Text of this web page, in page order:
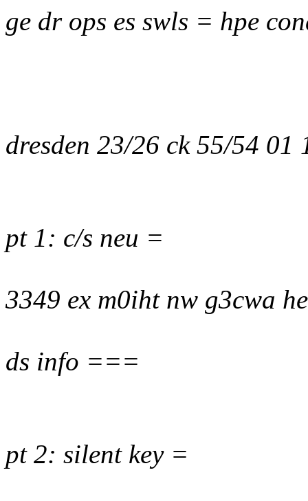
ge dr ops es swls = hpe
dresden 23/26 ck 55/54 01
pt 1: c/s neu =
3349 ex m0iht nw g3cwa
ds info ===
pt 2: silent key =